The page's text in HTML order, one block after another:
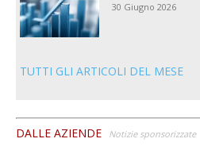
30 Giugno 2026
TUTTI GLI ARTICOLI DEL MESE
DALLE AZIENDE Notizie sponsorizzate